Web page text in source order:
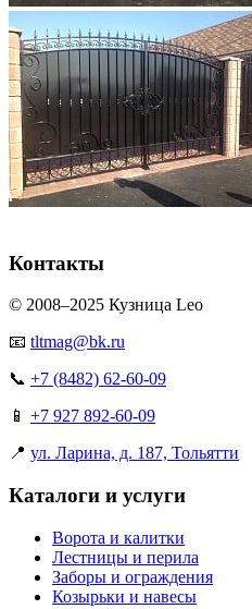
Контакты
© 2008–2025 Кузница Leo
📧 tltmag@bk.ru
📞 +7 (8482) 62-60-09
📱 +7 927 892-60-09
📍 ул. Ларина, д. 187, Тольятти
Каталоги и услуги
Ворота и калитки
Лестницы и перила
Заборы и ограждения
Козырьки и навесы